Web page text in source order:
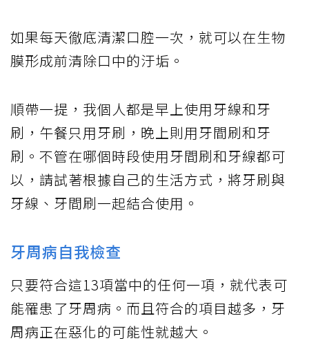
如果每天徹底清潔口腔一次，就可以在生物
膜形成前清除口中的汙垢。
順帶一提，我個人都是早上使用牙線和牙
刷，午餐只用牙刷，晚上則用牙間刷和牙
刷。不管在哪個時段使用牙間刷和牙線都可
以，請試著根據自己的生活方式，將牙刷與
牙線、牙間刷一起結合使用。
牙周病自我檢查
只要符合這13項當中的任何一項，就代表可
能罹患了牙周病。而且符合的項目越多，牙
周病正在惡化的可能性就越大。